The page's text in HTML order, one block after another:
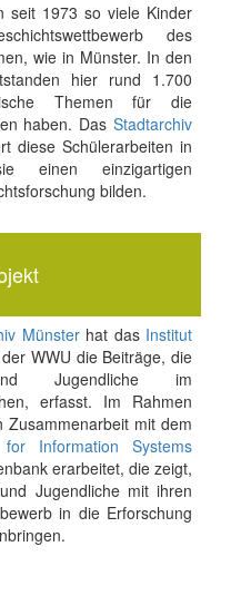
seit 1973 so viele Kinder
des
wie in Münster. In den
hier rund 1.700
Themen für die
haben. DasStadtarchiv
diese Schülerarbeiten in
einen einzigartigen
bilden.
Münsterhat das Institut
WWU die Beiträge, die
Jugendliche im
erfasst. Im Rahmen
Zusammenarbeit mit dem
Information Systems
erarbeitet, die zeigt,
Jugendliche mit ihren
in die Erforschung